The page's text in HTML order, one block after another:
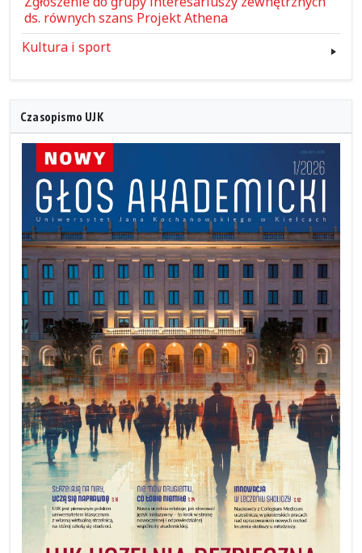
ds. równych szans Projekt Athena
Kultura i sport
Czasopismo UJK